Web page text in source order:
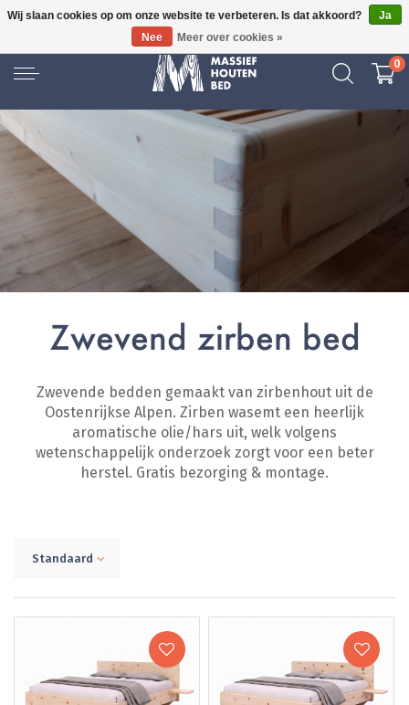
16 JAAR ERVARING
0
Zwevend zirben bed
Zwevende bedden gemaakt van zirbenhout uit de
Oostenrijkse Alpen. Zirben wasemt een heerlijk
aromatische olie/hars uit, welk volgens
wetenschappelijk onderzoek zorgt voor een beter
herstel. Gratis bezorging & montage.
Standaard
Wij slaan cookies op om onze website te verbeteren. Is dat akkoord?
Ja
Nee
Meer over cookies »